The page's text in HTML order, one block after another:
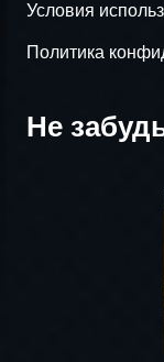
Условия
Политика
Не